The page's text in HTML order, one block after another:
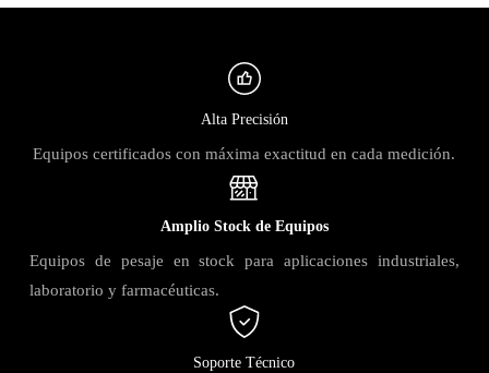
Alta Precisión
Equipos certificados con máxima exactitud en cada medición.
Amplio Stock de Equipos
Equipos de pesaje en stock para aplicaciones industriales,
laboratorio y farmacéuticas.
Soporte Técnico